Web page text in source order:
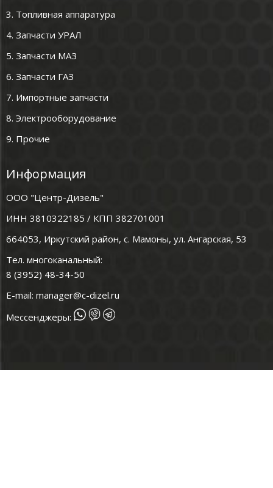
3. Топливная аппаратура
4. Запчасти УРАЛ
5. Запчасти МАЗ
6. Запчасти ГАЗ
7. Импортные запчасти
8. Электрооборудование
9. Прочие
Информация
ООО "Центр-Дизель"
ИНН 3810322185 / КПП 382701001
664053, Иркутский район, с. Мамоны, ул. Ангарская, 53
Тел. многоканальный:
8 (3952) 48-34-50
E-mail: manager@c-dizel.ru
Мессенджеры: